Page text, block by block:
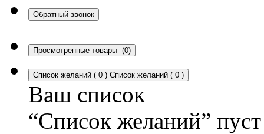
Обратный звонок
Просмотренные товары (0)
Список желаний ( 0 ) Список желаний ( 0 )
Ваш список
“Список желаний” пуст